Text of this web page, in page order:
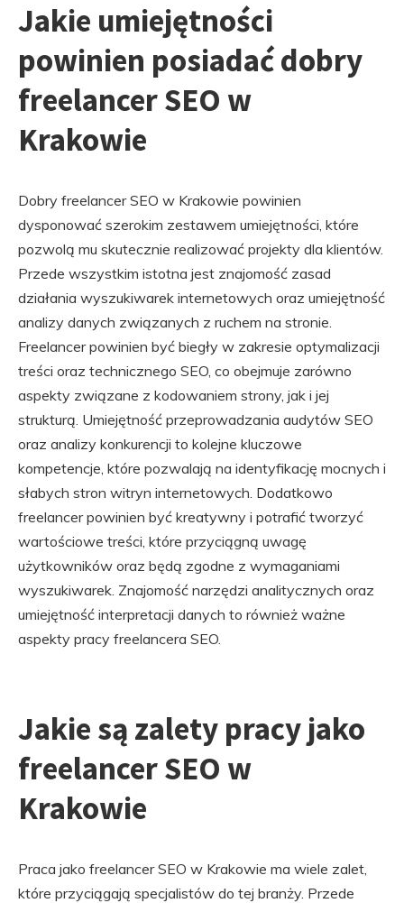
Jakie umiejętności
powinien posiadać dobry
freelancer SEO w
Krakowie
Dobry freelancer SEO w Krakowie powinien
dysponować szerokim zestawem umiejętności, które
pozwolą mu skutecznie realizować projekty dla klientów.
Przede wszystkim istotna jest znajomość zasad
działania wyszukiwarek internetowych oraz umiejętność
analizy danych związanych z ruchem na stronie.
Freelancer powinien być biegły w zakresie optymalizacji
treści oraz technicznego SEO, co obejmuje zarówno
aspekty związane z kodowaniem strony, jak i jej
strukturą. Umiejętność przeprowadzania audytów SEO
oraz analizy konkurencji to kolejne kluczowe
kompetencje, które pozwalają na identyfikację mocnych i
słabych stron witryn internetowych. Dodatkowo
freelancer powinien być kreatywny i potrafić tworzyć
wartościowe treści, które przyciągną uwagę
użytkowników oraz będą zgodne z wymaganiami
wyszukiwarek. Znajomość narzędzi analitycznych oraz
umiejętność interpretacji danych to również ważne
aspekty pracy freelancera SEO.
Jakie są zalety pracy jako
freelancer SEO w
Krakowie
Praca jako freelancer SEO w Krakowie ma wiele zalet,
które przyciągają specjalistów do tej branży. Przede